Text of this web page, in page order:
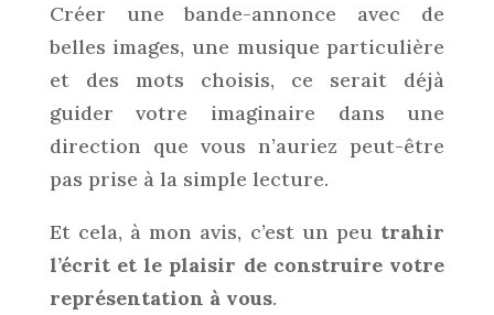
Créer une bande-annonce avec de
belles images, une musique particulière
et des mots choisis, ce serait déjà
guider votre imaginaire dans une
direction que vous n’auriez peut-être
pas prise à la simple lecture.
Et cela, à mon avis, c’est un peu trahir
l’écrit et le plaisir de construire votre
représentation à vous.